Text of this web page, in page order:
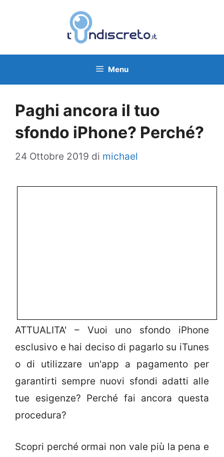
Menu
Paghi ancora il tuo
sfondo iPhone? Perché?
24 Ottobre 2019 di michael
ATTUALITA' – Vuoi uno sfondo iPhone
esclusivo e hai deciso di pagarlo su iTunes
o di utilizzare un'app a pagamento per
garantirti sempre nuovi sfondi adatti alle
tue esigenze? Perché fai ancora questa
procedura?
Scopri perché ormai non vale più la pena e